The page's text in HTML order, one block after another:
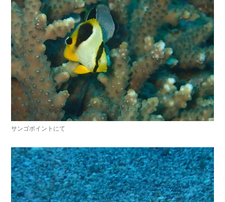
サンゴポイントにて